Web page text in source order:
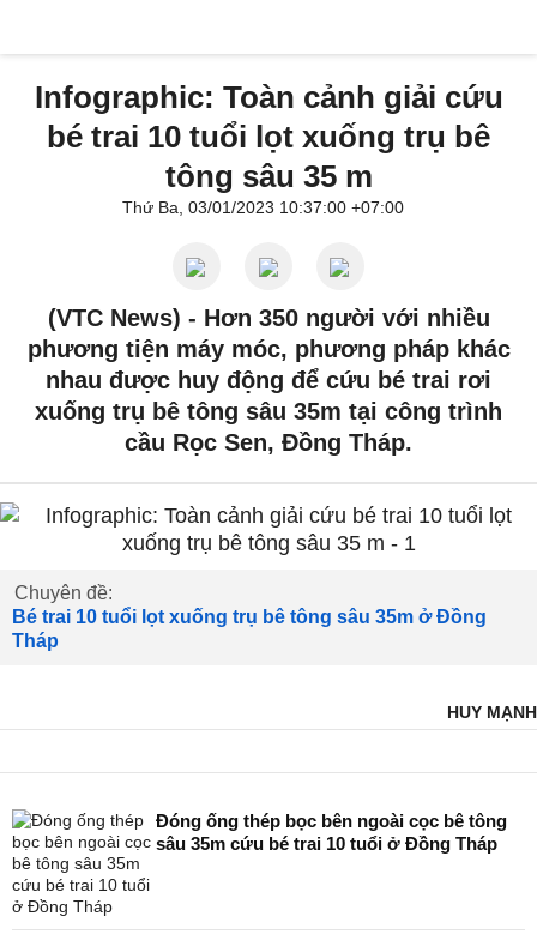
Infographic: Toàn cảnh giải cứu
bé trai 10 tuổi lọt xuống trụ bê
tông sâu 35 m
Thứ Ba, 03/01/2023 10:37:00 +07:00
(VTC News) - Hơn 350 người với nhiều
phương tiện máy móc, phương pháp khác
nhau được huy động để cứu bé trai rơi
xuống trụ bê tông sâu 35m tại công trình
cầu Rọc Sen, Đồng Tháp.
Chuyên đề:
Bé trai 10 tuổi lọt xuống trụ bê tông sâu 35m ở Đồng
Tháp
HUY MẠNH
Đóng ống thép bọc bên ngoài cọc bê tông
sâu 35m cứu bé trai 10 tuổi ở Đồng Tháp